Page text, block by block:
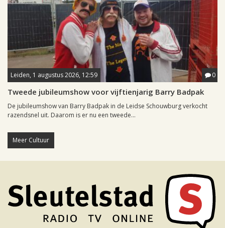
Leiden, 1 augustus 2026, 12:59 0
Tweede jubileumshow voor vijftienjarig Barry Badpak
De jubileumshow van Barry Badpak in de Leidse Schouwburg verkocht
razendsnel uit. Daarom is er nu een tweede...
Meer Cultuur